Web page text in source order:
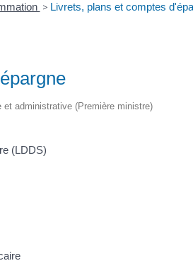
> Livrets, plans et comptes
administrative (Première ministre)
(LDDS)